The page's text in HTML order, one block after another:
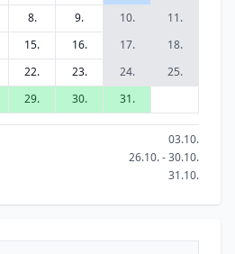
8. 9. 10.
11.
15. 16. 17.
18.
22. 23. 24.
25.
29. 30. 31.
03.10.
26.10. - 30.10.
31.10.